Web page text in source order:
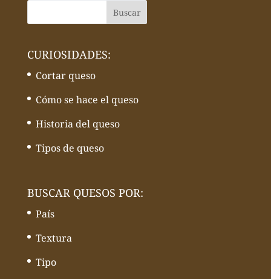
CURIOSIDADES:
Cortar queso
Cómo se hace el queso
Historia del queso
Tipos de queso
BUSCAR QUESOS POR:
País
Textura
Tipo